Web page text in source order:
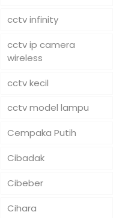
cctv infinity
cctv ip camera
wireless
cctv kecil
cctv model lampu
Cempaka Putih
Cibadak
Cibeber
Cihara